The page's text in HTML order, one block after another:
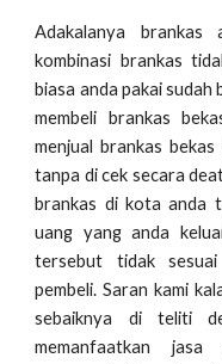
Adakalanya brankas
kombinasi brankas
biasa anda pakai sudah
membeli brankas
menjual brankas
tanpa di cek secara
brankas di kota anda
uang yang anda
tersebut tidak
pembeli. Saran kami
sebaiknya di teliti
memanfaatkan